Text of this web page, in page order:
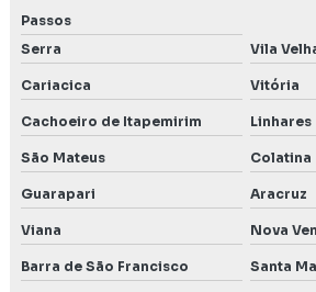
Licenciamento ambiental para
Licenciamento ambiental preço
perigosos
Meio biótico
Monitoramento da qualidade da água
Monitoramento do solo
Passos
Serra
Vila
Cariacica Vitória
Cachoeiro de Itapemirim Linhares
São Mateus Colatina
Guarapari Aracruz
Viana Nova
Barra de São Francisco Santa